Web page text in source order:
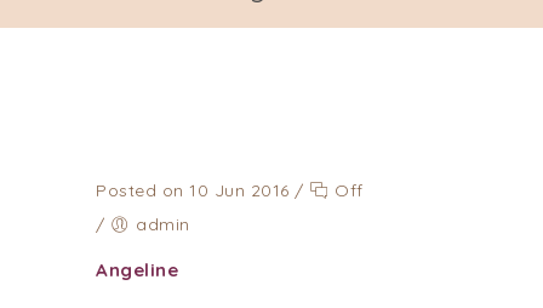
Posted on 10 Jun 2016 /
Off
/
admin
Angeline